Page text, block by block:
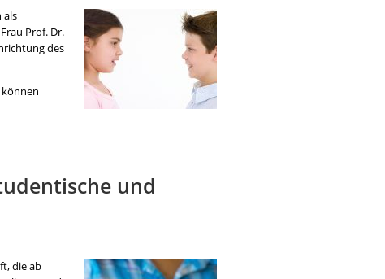
als
Prof. Dr.
des
können
und
die ab